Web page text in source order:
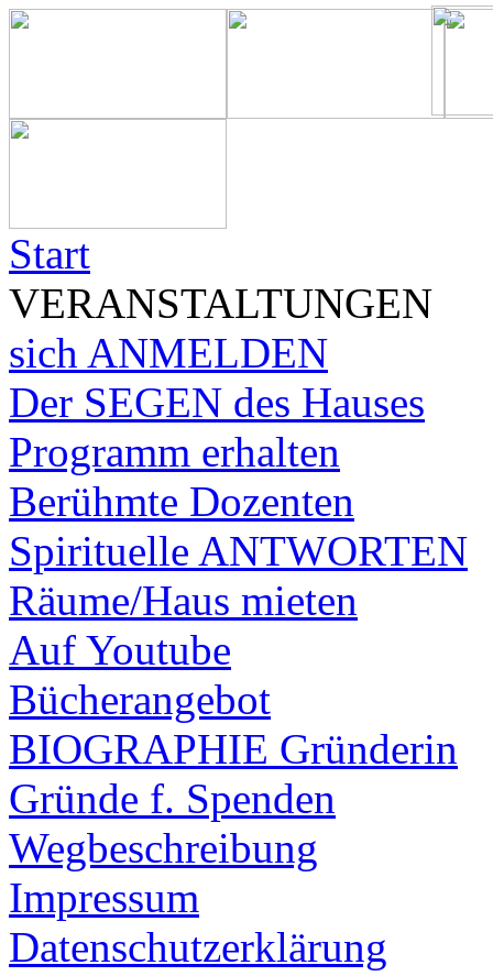
Start
VERANSTALTUNGEN
sich ANMELDEN
Der SEGEN des Hauses
Programm erhalten
Berühmte Dozenten
Spirituelle ANTWORTEN
Räume/Haus mieten
Auf Youtube
Bücherangebot
BIOGRAPHIE Gründerin
Gründe f. Spenden
Wegbeschreibung
Impressum
Datenschutzerklärung